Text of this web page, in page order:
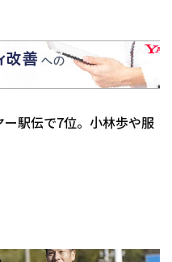
駅伝で7位。小林歩や服